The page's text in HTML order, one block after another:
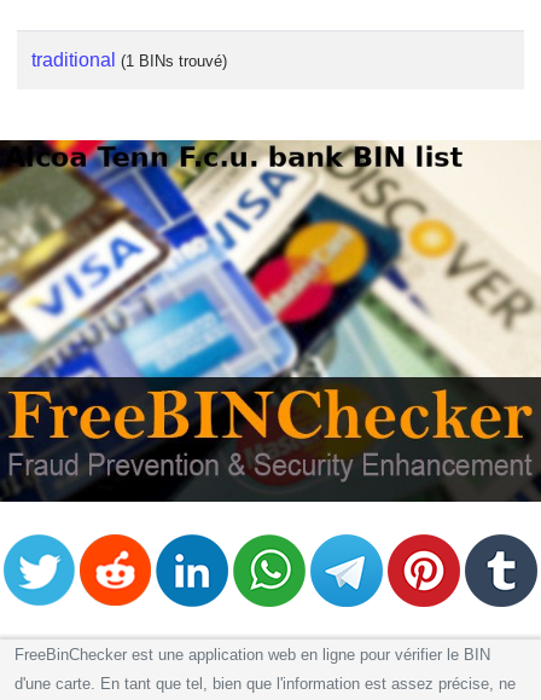
traditional (1 BINs trouvé)
FreeBinChecker est une application web en ligne pour vérifier le BIN
d'une carte. En tant que tel, bien que l'information est assez précise, ne